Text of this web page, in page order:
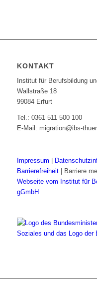
KONTAKT
Institut für Berufsbildung
Wallstraße 18
99084 Erfurt
Tel.: 0361 511 500 100
E-Mail: migration@ibs-
Impressum |
Barrierefreiheit| Barriere
Webseite vom Institut für
gGmbH